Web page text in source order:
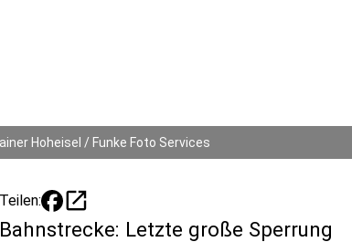
Hoheisel / Funke Foto Services
Teilen: open_in_new
Bahnstrecke: Letzte große Sperrung